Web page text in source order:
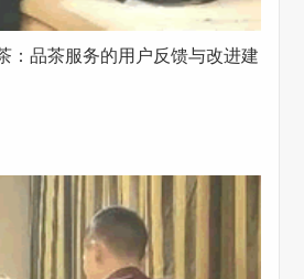
：品茶服务的用户反馈与改进建